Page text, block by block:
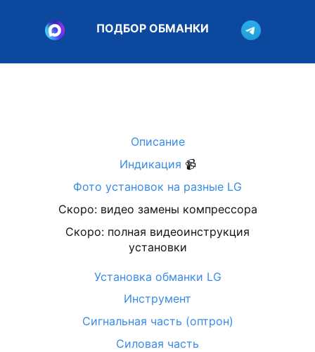
ПОДБОР ОБМАНКИ
Описание
Индикация 📹
Фото установок на разные LG
Скоро: видео замены компрессора
Скоро: полная видеоинструкция
установки
Установка обманки LG
Инструмент
Сигнальная часть (оптрон)
Силовая часть